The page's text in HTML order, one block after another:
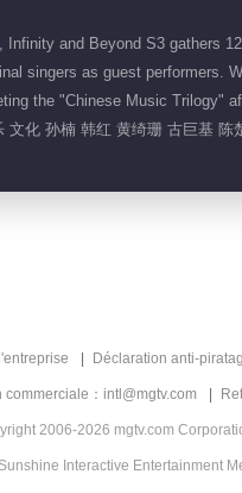
and Beyond S3 gathers
singers as guest performers.
the "Chinese Music Trilogy"
化 孙楠 韩红 黄绮珊 古巨基
Déclaration anti-
commerciale：intl@mgtv.com
2006-2026 mgtv.com
Interactive Entertainment